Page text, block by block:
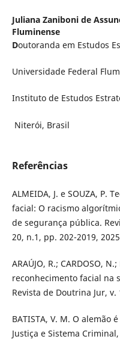
Juliana Zaniboni de
Fluminense
Doutoranda em Estudos
Universidade Federal
Instituto de Estudos
Niterói, Brasil
Referências
ALMEIDA, J. e SOUZA, P.
facial: O racismo
de segurança pública.
20, n.1, pp. 202-2019,
ARAÚJO, R.; CARDOSO,
reconhecimento facial na
Revista de Doutrina Jur, v.
BATISTA, V. M. O alemão
Justiça e Sistema